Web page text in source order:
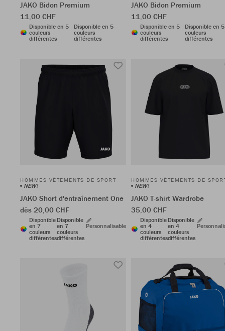
JAKO Bidon Premium
11,00 CHF
Disponible en 5
couleurs
différentes
Disponible en 5
couleurs
différentes
JAKO Bidon Premium
11,00 CHF
Disponible en 5
couleurs
différentes
Disponible en 5
couleurs
différentes
HOMMES VÊTEMENTS DE SPORT
NEW!
JAKO Short d'entraînement One
dès 20,00 CHF
Disponible
en 7
couleurs
différentes
Disponible
en 7
couleurs
différentes
Personnalisable
HOMMES VÊTEMENTS DE
NEW!
JAKO T-shirt Wardrobe
35,00 CHF
Disponible
en 4
couleurs
différentes
Disponible
en 4
couleurs
différentes